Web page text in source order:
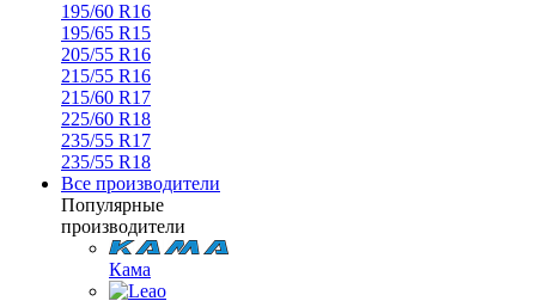
195/60 R16
195/65 R15
205/55 R16
215/55 R16
215/60 R17
225/60 R18
235/55 R17
235/55 R18
Все производители
Популярные
производители
Кама